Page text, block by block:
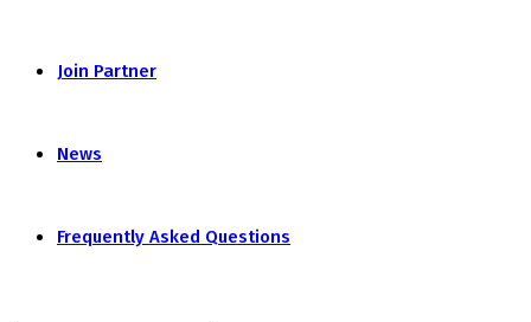
Join Partner
News
Frequently Asked Questions